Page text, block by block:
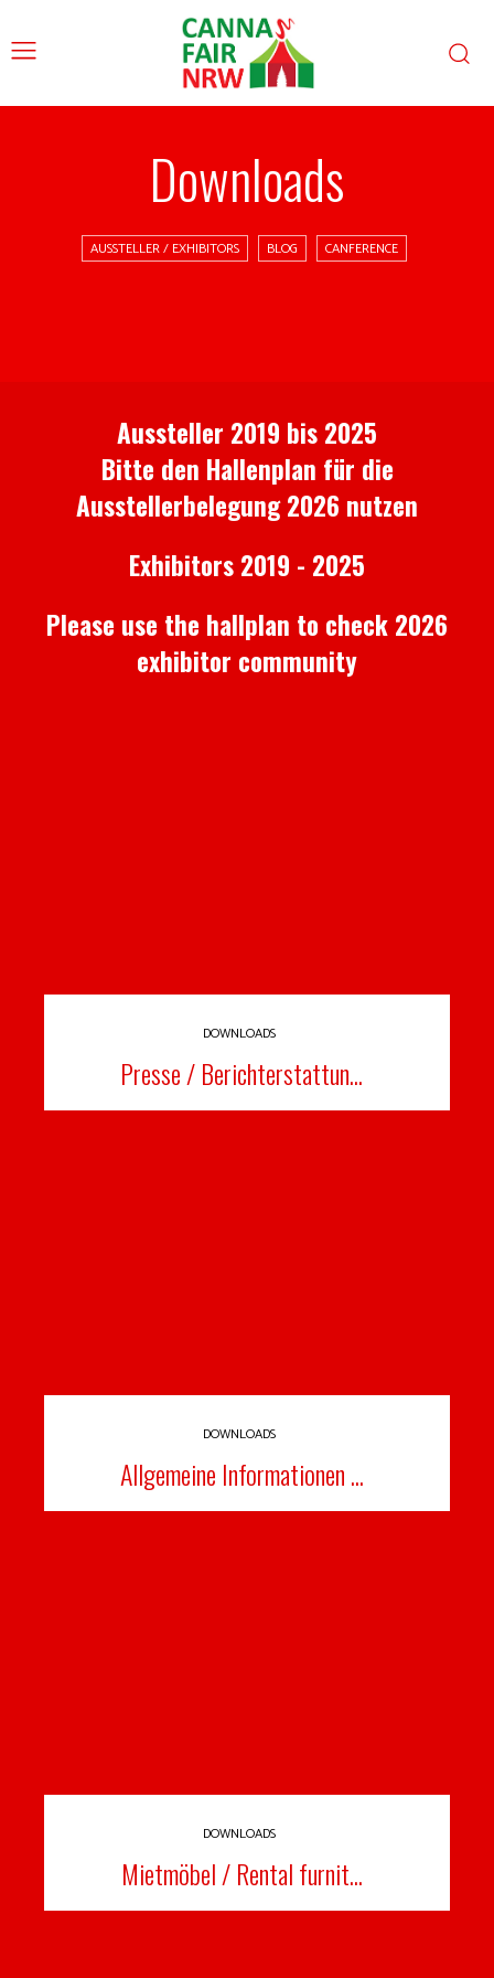
Downloads
AUSSTELLER / EXHIBITORS BLOG CANFERENCE
Aussteller 2019 bis 2025
Bitte den Hallenplan für die
Ausstellerbelegung 2026 nutzen
Exhibitors 2019 - 2025
Please use the hallplan to check 2026
exhibitor community
DOWNLOADS
Presse / Berichterstattun...
DOWNLOADS
Allgemeine Informationen ...
DOWNLOADS
Mietmöbel / Rental furnit...